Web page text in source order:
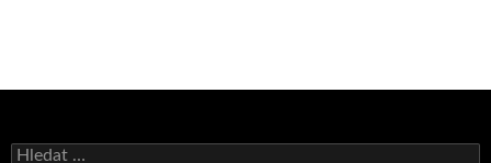
Vyhledávání
Andy Appleton obhájil dlouhodrážní titul!